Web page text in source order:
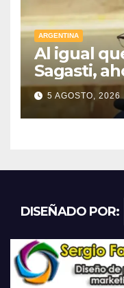
ARGENTINA
Al igual
Sagasti,
radical
remota
5 AGOSTO, 2026
DISEÑADO POR: